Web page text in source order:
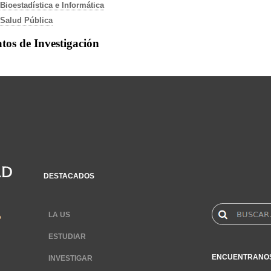
Bioestadística e Informática
Salud Pública
de Investigación
DESTACADOS
LA US
ESTUDIAR
INVESTIGAR